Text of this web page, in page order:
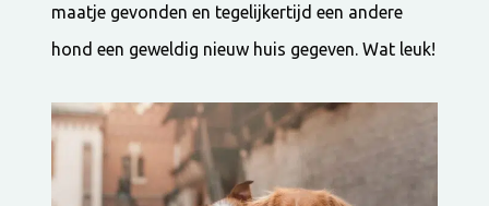
maatje gevonden en tegelijkertijd een andere
hond een geweldig nieuw huis gegeven. Wat leuk!